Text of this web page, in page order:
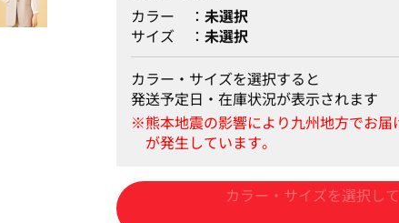
カラー
未選択
サイズ
未選択
カラー・サイズを選択すると
発送予定日・在庫状況が表示されます
カートに入れる